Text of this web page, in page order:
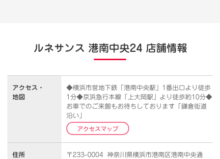
ルネサンス 港南中央24 店舗情報
アクセス・
地図
◆横浜市営地下鉄「港南中央駅」1番出口より徒歩
1分◆京浜急行本線「上大岡駅」より徒歩約10分◆
お車でのご来館もお待ちしております「鎌倉街道
沿い」
アクセスマップ
住所
〒233-0004 神奈川県横浜市港南区港南中央通